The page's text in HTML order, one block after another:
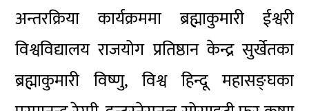
अन्तरक्रिया कार्यक्रममा ब्रह्माकुमारी ईश्वरी
विश्वविद्यालय राजयोग प्रतिष्ठान केन्द्र सुर्खेतका
ब्रह्माकुमारी विष्णु, विश्व हिन्दू महासङ्घका